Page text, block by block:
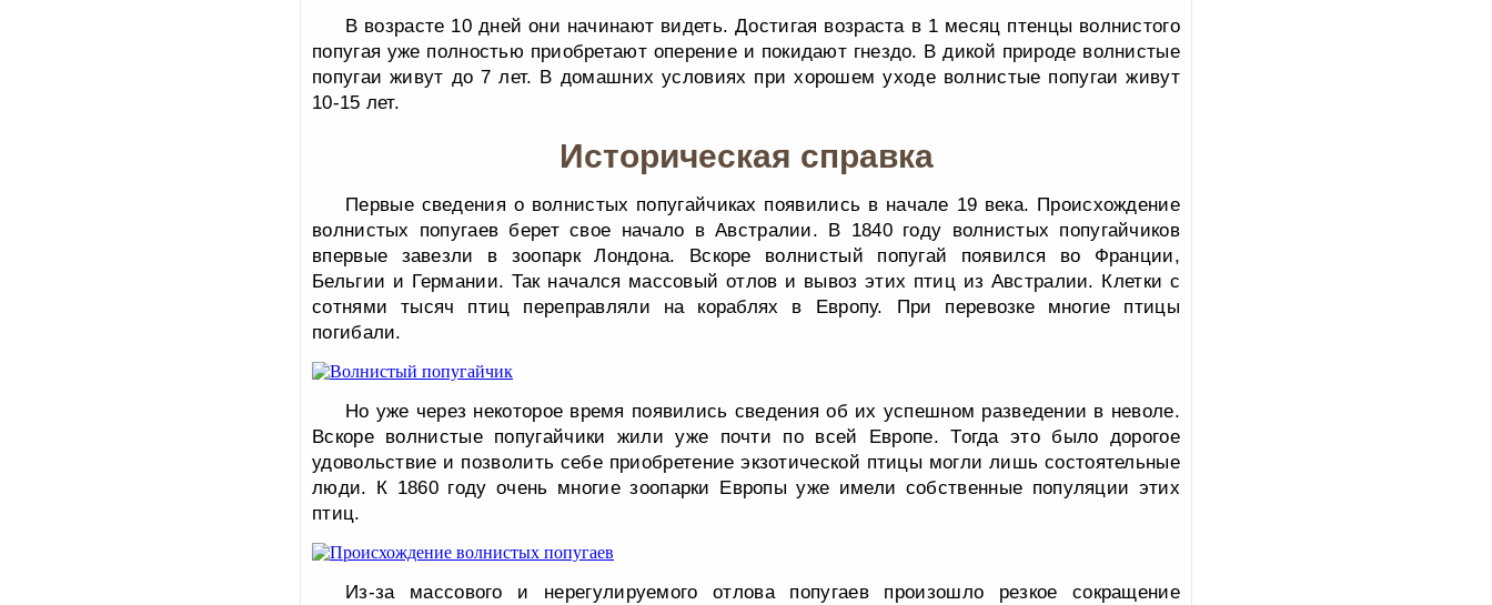
В возрасте 10 дней они начинают видеть. Достигая возраста в 1 месяц птенцы волнистого
попугая уже полностью приобретают оперение и покидают гнездо. В дикой природе волнистые
попугаи живут до 7 лет. В домашних условиях при хорошем уходе волнистые попугаи живут
10-15 лет.
Историческая справка
Первые сведения о волнистых попугайчиках появились в начале 19 века. Происхождение
волнистых попугаев берет свое начало в Австралии. В 1840 году волнистых попугайчиков
впервые завезли в зоопарк Лондона. Вскоре волнистый попугай появился во Франции,
Бельгии и Германии. Так начался массовый отлов и вывоз этих птиц из Австралии. Клетки с
сотнями тысяч птиц переправляли на кораблях в Европу. При перевозке многие птицы
погибали.
Но уже через некоторое время появились сведения об их успешном разведении в неволе.
Вскоре волнистые попугайчики жили уже почти по всей Европе. Тогда это было дорогое
удовольствие и позволить себе приобретение экзотической птицы могли лишь состоятельные
люди. К 1860 году очень многие зоопарки Европы уже имели собственные популяции этих
птиц.
Из-за массового и нерегулируемого отлова попугаев произошло резкое сокращение